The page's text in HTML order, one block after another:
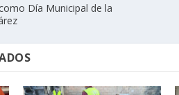
Día Municipal de la